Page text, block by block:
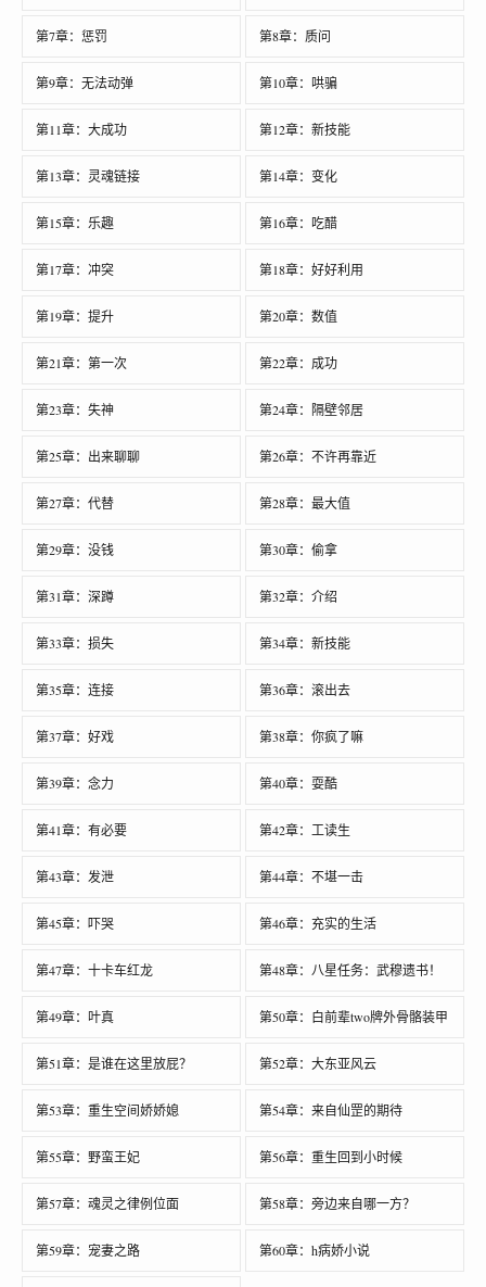
第7章：惩罚 第8章：质问
第9章：无法动弹 第10章：哄骗
第11章：大成功 第12章：新技能
第13章：灵魂链接 第14章：变化
第15章：乐趣 第16章：吃醋
第17章：冲突 第18章：好好利用
第19章：提升 第20章：数值
第21章：第一次 第22章：成功
第23章：失神 第24章：隔壁邻居
第25章：出来聊聊 第26章：不许再靠近
第27章：代替 第28章：最大值
第29章：没钱 第30章：偷拿
第31章：深蹲 第32章：介绍
第33章：损失 第34章：新技能
第35章：连接 第36章：滚出去
第37章：好戏 第38章：你疯了嘛
第39章：念力 第40章：耍酷
第41章：有必要 第42章：工读生
第43章：发泄 第44章：不堪一击
第45章：吓哭 第46章：充实的生活
第47章：十卡车红龙 第48章：八星任务：武穆遗书！
第49章：叶真 第50章：白前辈two牌外骨骼装甲
第51章：是谁在这里放屁？ 第52章：大东亚风云
第53章：重生空间娇娇媳 第54章：来自仙罡的期待
第55章：野蛮王妃 第56章：重生回到小时候
第57章：魂灵之律例位面 第58章：旁边来自哪一方？
第59章：宠妻之路 第60章：h病娇小说